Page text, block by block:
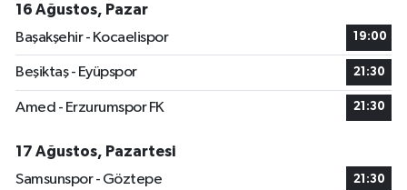
16 Ağustos, Pazar
Başakşehir - Kocaelispor
19:00
Beşiktaş - Eyüpspor 21:30
Amed - Erzurumspor FK 21:30
17 Ağustos, Pazartesi
Samsunspor - Göztepe
21:30